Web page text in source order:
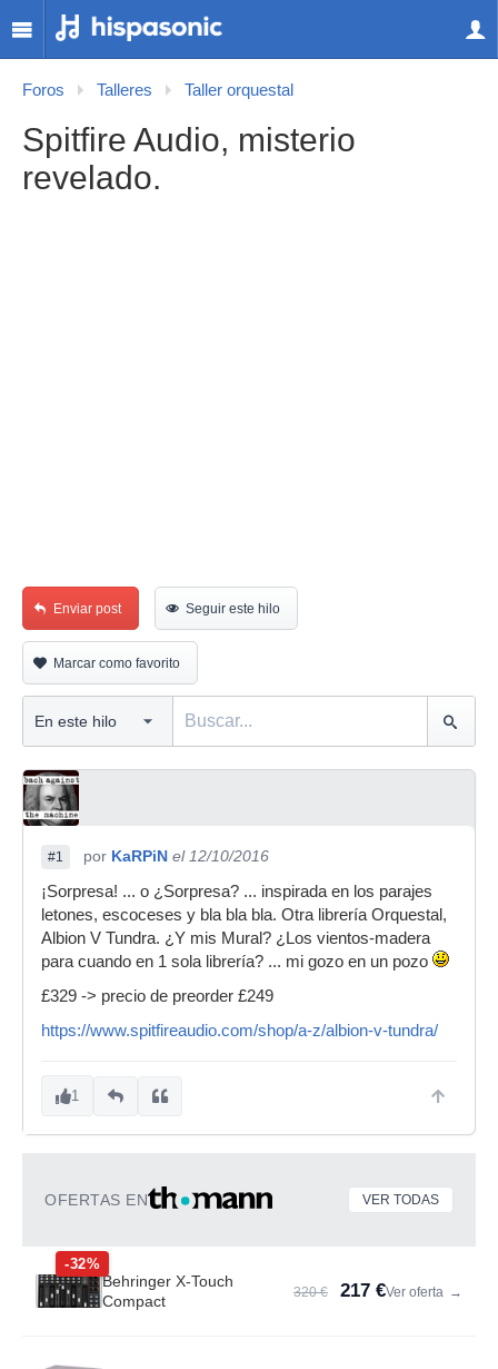
Foros Talleres Taller orquestal
Spitfire Audio, misterio
revelado.
Enviar post Seguir este hilo
Marcar como favorito
#1 por KaRPiN el 12/10/2016
¡Sorpresa! ... o ¿Sorpresa? ... inspirada en los parajes
letones, escoceses y bla bla bla. Otra librería Orquestal,
Albion V Tundra. ¿Y mis Mural? ¿Los vientos-madera
para cuando en 1 sola librería? ... mi gozo en un pozo
£329 -> precio de preorder £249
https://www.spitfireaudio.com/shop/a-z/albion-v-tundra/
1
OFERTAS EN VER TODAS
-32%
Behringer X-Touch
Compact
320 € 217 €Ver oferta →